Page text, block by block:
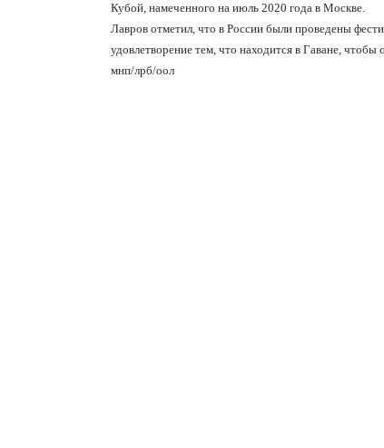
Кубой, намеченного на июль 2020 года в Москве.
Лавров отметил, что в России были проведены
удовлетворение тем, что находится в Гаване,
мнп/лрб/оол